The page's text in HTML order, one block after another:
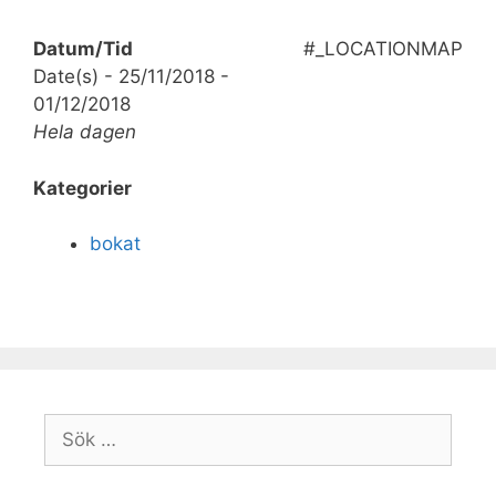
#_LOCATIONMAP
Datum/Tid
Date(s) - 25/11/2018 -
01/12/2018
Hela dagen
Kategorier
bokat